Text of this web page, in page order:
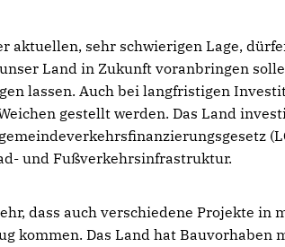
aktuellen, sehr schwierigen Lage,
Land in Zukunft voranbringen
lassen. Auch bei langfristigen
gestellt werden. Das Land
und Fußverkehrsinfrastruktur.
dass auch verschiedene Projekte in
kommen. Das Land hat Bauvorhaben